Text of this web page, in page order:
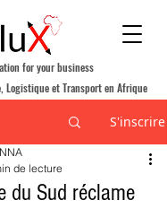
Logistique et Transport en Afrique
for your business
S'inscrire
du Sud réclame
de lecture